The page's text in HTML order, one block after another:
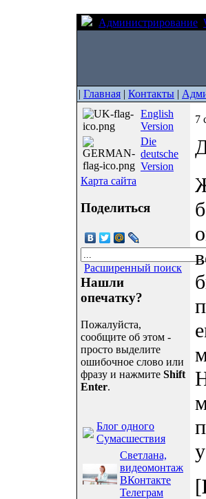
Администрирование
| Главная | Контакты |
English
Version
Die
deutsche
Version
Карта сайта
Поделиться
Расширенный поиск
Нашли
опечатку?
Пожалуйста,
сообщите об этом -
просто выделите
ошибочное слово или
фразу и нажмите Shift
Enter.
Блог одного
Сумасшествия
Светлана,
видеомонтаж
ВКонтакте
Телеграм
7
[